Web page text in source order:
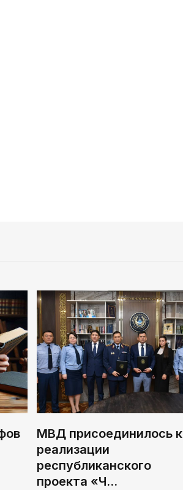
МВД присоединилось к
реализации
республиканского
проекта «Ч…